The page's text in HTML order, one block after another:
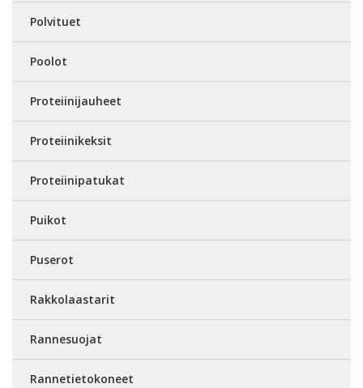
Polvituet
Poolot
Proteiinijauheet
Proteiinikeksit
Proteiinipatukat
Puikot
Puserot
Rakkolaastarit
Rannesuojat
Rannetietokoneet